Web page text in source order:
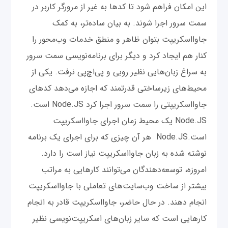
این امکان فراهم شود تا کدها به غیر از مرورگر کاربر در
سمت سرور اجرا شوند. به بیان ساده‌تر، به کمک
جاوااسکریپت بتوان ظاهر و منطق خدمات وب‌محور را
کنار هم ایجاد کرد و دیگر برای برنامه‌نویسی سمت سرور
به سراغ زبان‌هایی نظیر روبی و پی‌اچ‌پی نرفت. یکی از
محیط‌های زیرساختی قدرتمند که اجازه می‌دهد کدهای
جاوااسکریپتی را سمت سرور اجرا کرد Node.JS است.
Node.JS یک محیط زمان اجرای جاوااسکریپت
است.Node.JS هر آن چیزی که برای اجرای یک برنامه
نوشته شده به زبان جاوااسکریپت نیاز است را دارد.
امروزه، توسعه‌دهندگان می‌توانند کارهایی به مراتب
بیشتر از ساخت وب‌سایت‌های تعاملی با جاوااسکریپت
انجام دهند. ‌در حال حاضر، جاوااسکریپت قادر به انجام
کارهایی است که سایر زبان‌های اسکریپت‌نویسی نظیر